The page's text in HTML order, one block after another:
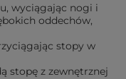
wyciągając nogi i
oddechów,
stopy w
stopę z zewnętrznej